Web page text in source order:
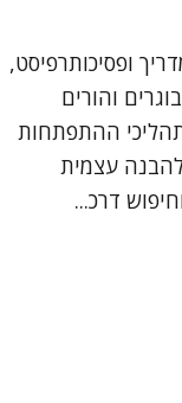
ופסיכותרפיסט,
והורים
תהליכי ההתפתחות
עצמית
דרכ...